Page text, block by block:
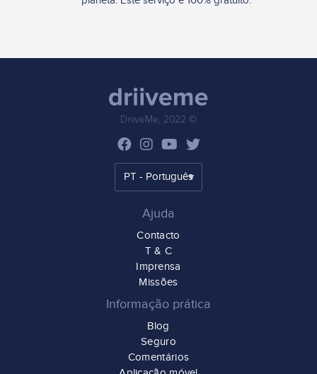
DriiveMe, 2022 ©
Ajuda
Contacto
T & C
Imprensa
Missões
Informação prática
Blog
Seguro
Comentários